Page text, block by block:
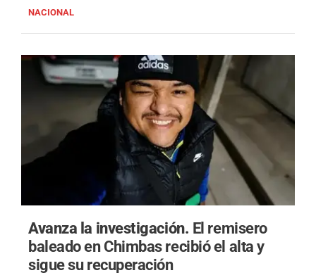
NACIONAL
Avanza la investigación. El remisero
baleado en Chimbas recibió el alta y
sigue su recuperación